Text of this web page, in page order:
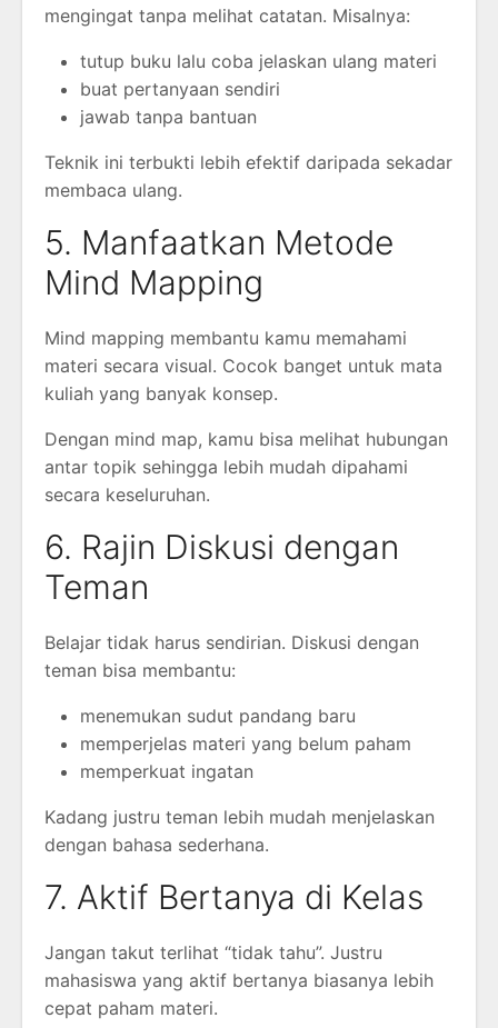
mengingat tanpa melihat catatan. Misalnya:
tutup buku lalu coba jelaskan ulang materi
buat pertanyaan sendiri
jawab tanpa bantuan
Teknik ini terbukti lebih efektif daripada sekadar
membaca ulang.
5. Manfaatkan Metode
Mind Mapping
Mind mapping membantu kamu memahami
materi secara visual. Cocok banget untuk mata
kuliah yang banyak konsep.
Dengan mind map, kamu bisa melihat hubungan
antar topik sehingga lebih mudah dipahami
secara keseluruhan.
6. Rajin Diskusi dengan
Teman
Belajar tidak harus sendirian. Diskusi dengan
teman bisa membantu:
menemukan sudut pandang baru
memperjelas materi yang belum paham
memperkuat ingatan
Kadang justru teman lebih mudah menjelaskan
dengan bahasa sederhana.
7. Aktif Bertanya di Kelas
Jangan takut terlihat “tidak tahu”. Justru
mahasiswa yang aktif bertanya biasanya lebih
cepat paham materi.